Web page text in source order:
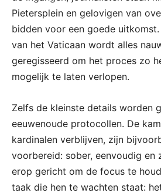
Pietersplein en gelovigen van
bidden voor een goede uitkomst.
van het Vaticaan wordt alles
geregisseerd om het proces zo
mogelijk te laten verlopen.
Zelfs de kleinste details worden
eeuwenoude protocollen. De
kardinalen verblijven, zijn
voorbereid: sober, eenvoudig en
erop gericht om de focus te
taak die hen te wachten staat: